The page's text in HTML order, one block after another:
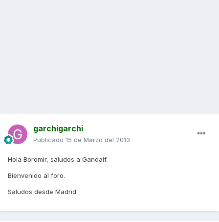
garchigarchi
Publicado 15 de Marzo del 2013
Hola Boromir, saludos a Gandalf.
Bienvenido al foro.
Saludos desde Madrid